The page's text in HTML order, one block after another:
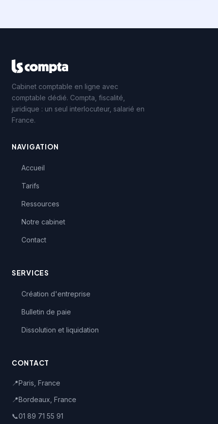
Cabinet comptable en ligne avec
comptable dédié. Compta, fiscalité,
juridique : un seul interlocuteur, salarié en
France.
NAVIGATION
Accueil
Tarifs
Ressources
Notre cabinet
Contact
SERVICES
Création d'entreprise
Bulletin de paie
Dissolution et liquidation
CONTACT
📍Paris, France
📍Bordeaux, France
📞01 89 71 55 91